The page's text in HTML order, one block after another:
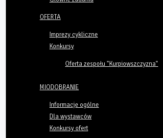
OFERTA
Imprezy cykliczne
Konkursy
Oferta zespołu "Kurpiowszczyzna"
MIODOBRANIE
Informacje ogólne
Dla wystawców
Konkursy ofert